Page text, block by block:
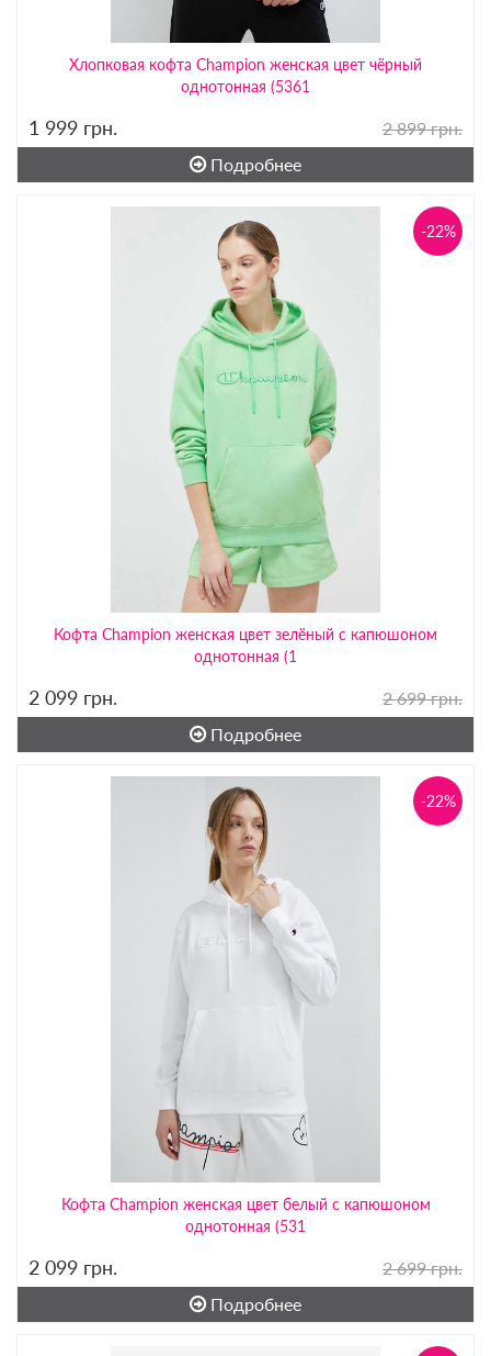
Хлопковая кофта Champion женская цвет чёрный
однотонная (5361
1 999 грн.
2 899 грн.
Подробнее
Кофта Champion женская цвет зелёный с капюшоном
однотонная (1
-22%
2 099 грн.
2 699 грн.
Подробнее
Кофта Champion женская цвет белый с капюшоном
однотонная (531
-22%
2 099 грн.
2 699 грн.
Подробнее